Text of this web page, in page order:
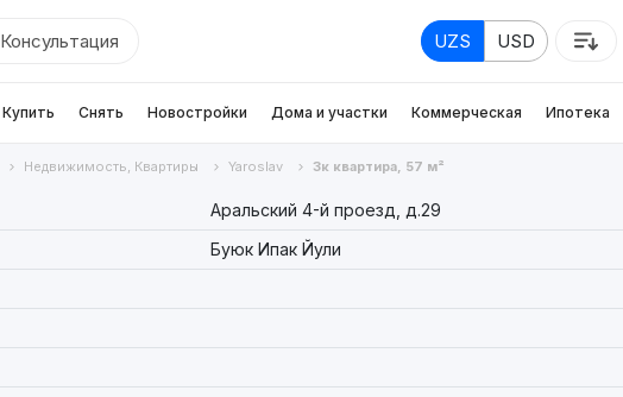
Консультация UZS USD
Купить Снять Новостройки Дома и участки Коммерческая Ипотека
Недвижимость, Квартиры Yaroslav 3к квартира, 57 м²
Аральский 4-й проезд, д.29
Буюк Ипак Йули